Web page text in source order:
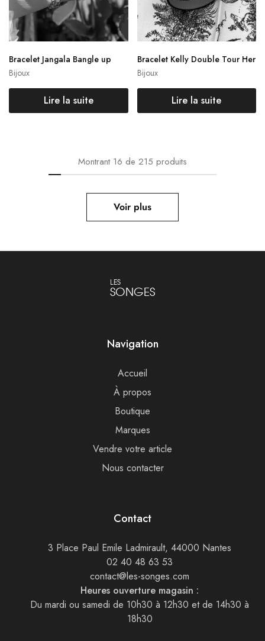
Bijoux
Bracelet Jangala Bangle up
Lire la suite
Bijoux
Bracelet Kelly Double Tour Her
mès
Lire la suite
Montrant 16 de 215 produits
Voir plus
SONGES
LES
Navigation
Accueil
À propos
Boutique
Marques
Vendre votre article
Nous contacter
Contact
3 Place Paul Emile Ladmirault, 44000 Nantes
02 40 48 63 53
contact@les-songes.com
Heures ouverture magasin :
Du mardi ou samedi de 10h30 à 12h30 et de 14h30 à
18h30